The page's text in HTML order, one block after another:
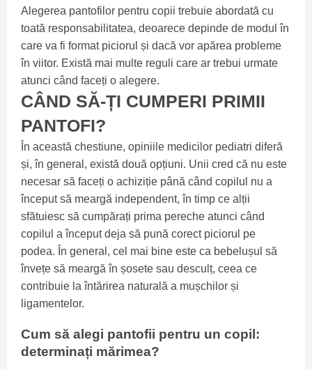
Alegerea pantofilor pentru copii trebuie abordată cu
toată responsabilitatea, deoarece depinde de modul în
care va fi format piciorul și dacă vor apărea probleme
în viitor. Există mai multe reguli care ar trebui urmate
atunci când faceți o alegere.
CÂND SĂ-ȚI CUMPERI PRIMII
PANTOFI?
În această chestiune, opiniile medicilor pediatri diferă
și, în general, există două opțiuni. Unii cred că nu este
necesar să faceți o achiziție până când copilul nu a
început să meargă independent, în timp ce alții
sfătuiesc să cumpărați prima pereche atunci când
copilul a început deja să pună corect piciorul pe
podea. În general, cel mai bine este ca bebelușul să
învețe să meargă în șosete sau desculț, ceea ce
contribuie la întărirea naturală a mușchilor și
ligamentelor.
Cum să alegi pantofii pentru un copil:
determinați mărimea?